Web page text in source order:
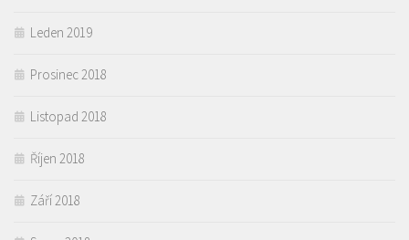
Leden 2019
Prosinec 2018
Listopad 2018
Říjen 2018
Září 2018